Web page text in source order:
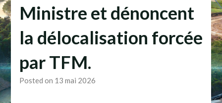
Ministre et dénoncent
la délocalisation forcée
par TFM.
Posted on 13 mai 2026